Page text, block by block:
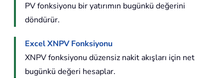
PV fonksiyonu bir yatırımın bugünkü değerini
döndürür.
Excel XNPV Fonksiyonu
XNPV fonksiyonu düzensiz nakit akışları için net
bugünkü değeri hesaplar.